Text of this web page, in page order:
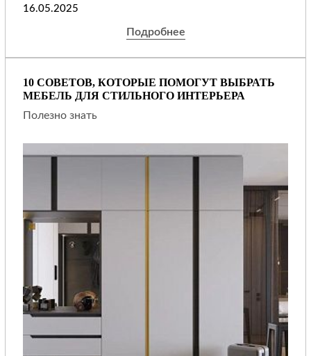
16.05.2025
Подробнее
10 СОВЕТОВ, КОТОРЫЕ ПОМОГУТ ВЫБРАТЬ
МЕБЕЛЬ ДЛЯ СТИЛЬНОГО ИНТЕРЬЕРА
Полезно знать